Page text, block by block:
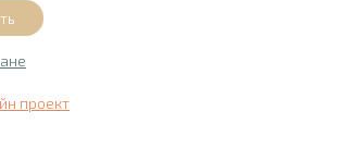
проект